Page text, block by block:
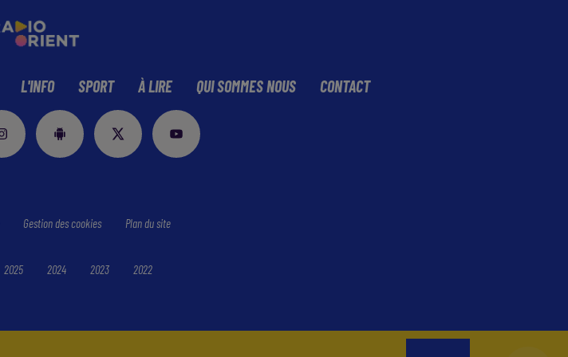
L'INFO SPORT À LIRE QUI SOMMES NOUS CONTACT
Gestion des cookies Plan du site
2025 2024 2023 2022